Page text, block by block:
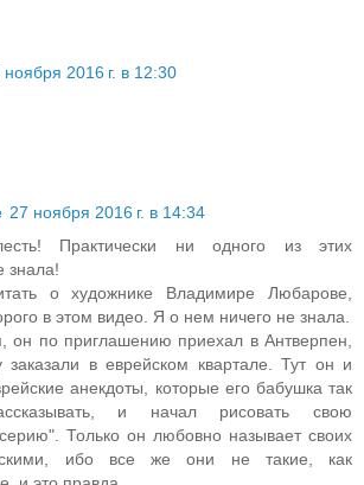
ноября 2016 г. в 12:30
27 ноября 2016 г. в 14:34
Практически ни одного из этих
знала!
о художнике Владимире Любарове,
в этом видео. Я о нем ничего не знала.
он по приглашению приехал в Антверпен,
в еврейском квартале. Тут он и
анекдоты, которые его бабушка так
и начал рисовать свою
Только он любовно называет своих
ибо все же они не такие, как